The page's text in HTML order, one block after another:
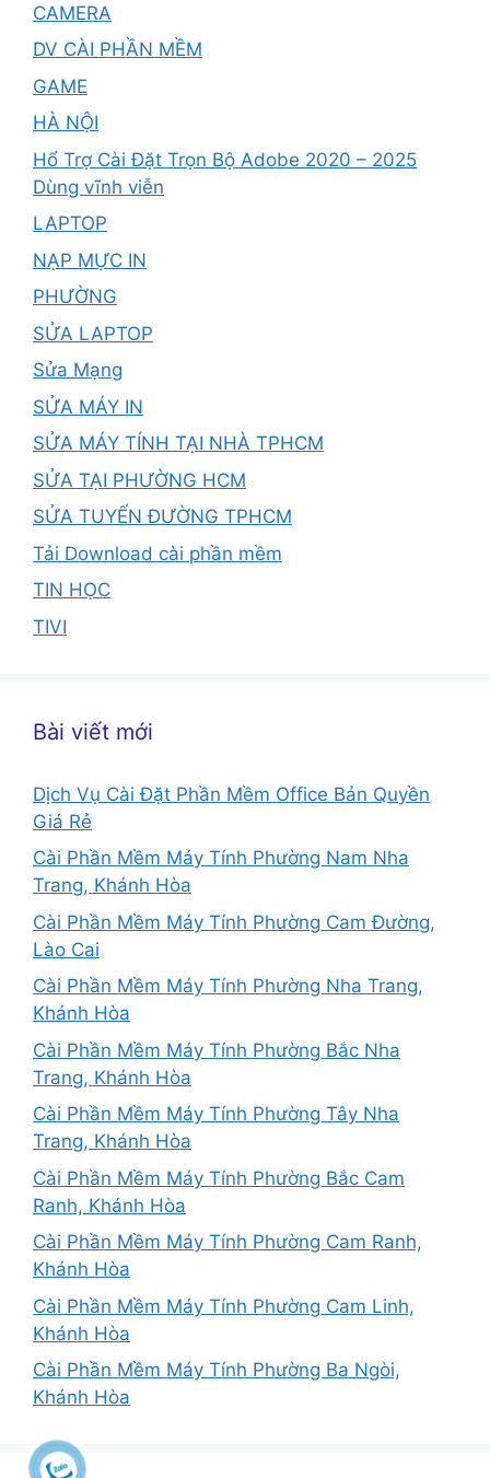
CAMERA
DV CÀI PHẦN MỀM
GAME
HÀ NỘI
Hổ Trợ Cài Đặt Trọn Bộ Adobe 2020 – 2025
Dùng vĩnh viễn
LAPTOP
NẠP MỰC IN
PHƯỜNG
SỬA LAPTOP
Sửa Mạng
SỬA MÁY IN
SỬA MÁY TÍNH TẠI NHÀ TPHCM
SỬA TẠI PHƯỜNG HCM
SỬA TUYẾN ĐƯỜNG TPHCM
Tải Download cài phần mềm
TIN HỌC
TIVI
Bài viết mới
Dịch Vụ Cài Đặt Phần Mềm Office Bản Quyền
Giá Rẻ
Cài Phần Mềm Máy Tính Phường Nam Nha
Trang, Khánh Hòa
Cài Phần Mềm Máy Tính Phường Cam Đường,
Lào Cai
Cài Phần Mềm Máy Tính Phường Nha Trang,
Khánh Hòa
Cài Phần Mềm Máy Tính Phường Bắc Nha
Trang, Khánh Hòa
Cài Phần Mềm Máy Tính Phường Tây Nha
Trang, Khánh Hòa
Cài Phần Mềm Máy Tính Phường Bắc Cam
Ranh, Khánh Hòa
Cài Phần Mềm Máy Tính Phường Cam Ranh,
Khánh Hòa
Cài Phần Mềm Máy Tính Phường Cam Linh,
Khánh Hòa
Cài Phần Mềm Máy Tính Phường Ba Ngòi,
Khánh Hòa